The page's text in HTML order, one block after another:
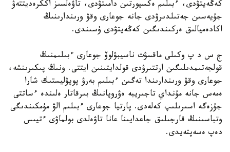
كەڭەيتۋدى، ءبىلىم ەكسپورتىن دامىتۋدى، تاۋەلسىز اككرەديتتەۋ
جۇيەسىن جەتىلدىرۋدى جانە جوعارى وقۋ ورىندارىنىڭ
اكادەميالىق ەركىندىگىن كەڭەيتۋدى ۇسىندى.
ج س د پ وكىلى ماقسۋت ناسيبۋلوۆ جوعارى ءبىلىمنىڭ
قولجەتىمدىلىگىن ارتتىرۋدى قولدايتىنىن ايتتى. ونىڭ پىكىرىنشە،
جوعارى وقۋ ورىندارىندا تەگىن ءبىلىم بەرۋ پوپۋليستىك شارا
ەمەس جانە مۇنداي تاجىريبە ەۋروپانىڭ بىرقاتار ەلىندە ءساتتى
جۇزەگە اسىرىلىپ كەلەدى. پارتيا جوعارى ءبىلىم الۋ مۇمكىندىگى
وتباسىنىڭ قارجىلىق جاعدايىنا عانا تاۋەلدى بولماۋى ءتيىس
دەپ ەسەپتەيدى.